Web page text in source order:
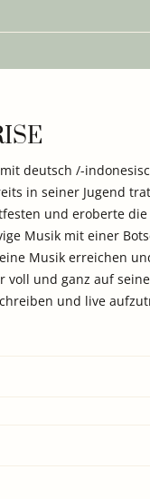
deutsch /-
in seiner Jugend
und eroberte
Musik mit einer
Musik erreichen
voll und ganz auf
und live